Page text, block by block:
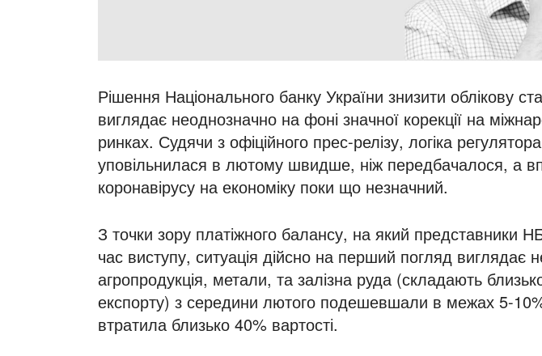
Рішення Національного банку України знизити облікову
виглядає неоднозначно на фоні значної корекції на
ринках. Судячи з офіційного прес-релізу, логіка
уповільнилася в лютому швидше, ніж передбачалося, а
коронавірусу на економіку поки що незначний.
З точки зору платіжного балансу, на який представники
час виступу, ситуація дійсно на перший погляд
агропродукція, метали, та залізна руда (складають
експорту) з середини лютого подешевшали в межах 5-
втратила близько 40% вартості.